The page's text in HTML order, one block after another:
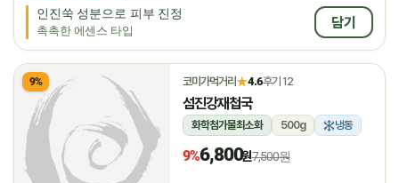
인진쑥 성분으로 피부 진정
촉촉한 에센스 타입
담기
9% 코미가먹거리 ★4.6후기 12
섬진강재첩국
화학첨가물최소화 500g 냉동
9%6,800원7,500원